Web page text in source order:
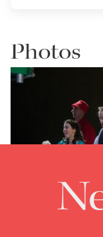
Photos
Lisette